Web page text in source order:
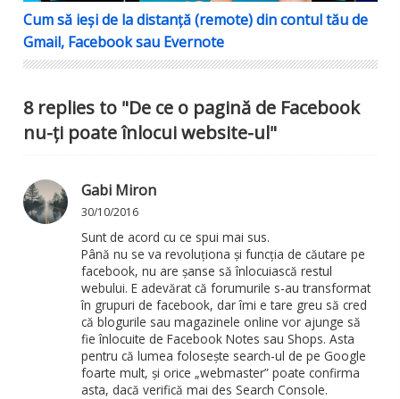
Cum să ieși de la distanță (remote) din contul tău de
Gmail, Facebook sau Evernote
8 replies to "De ce o pagină de Facebook
nu-ți poate înlocui website-ul"
Gabi Miron
30/10/2016
Sunt de acord cu ce spui mai sus.
Până nu se va revoluționa și funcția de căutare pe
facebook, nu are șanse să înlocuiască restul
webului. E adevărat că forumurile s-au transformat
în grupuri de facebook, dar îmi e tare greu să cred
că blogurile sau magazinele online vor ajunge să
fie înlocuite de Facebook Notes sau Shops. Asta
pentru că lumea folosește search-ul de pe Google
foarte mult, și orice „webmaster” poate confirma
asta, dacă verifică mai des Search Console.